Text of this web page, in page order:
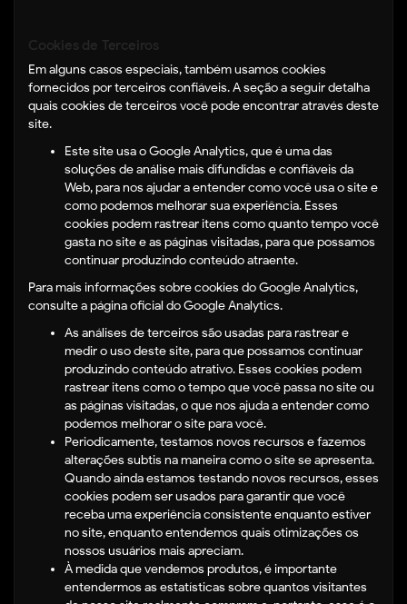
Cookies de Terceiros
Em alguns casos especiais, também usamos cookies
fornecidos por terceiros confiáveis. A seção a seguir detalha
quais cookies de terceiros você pode encontrar através deste
site.
Este site usa o Google Analytics, que é uma das
soluções de análise mais difundidas e confiáveis ​​da
Web, para nos ajudar a entender como você usa o site e
como podemos melhorar sua experiência. Esses
cookies podem rastrear itens como quanto tempo você
gasta no site e as páginas visitadas, para que possamos
continuar produzindo conteúdo atraente.
Para mais informações sobre cookies do Google Analytics,
consulte a página oficial do Google Analytics.
As análises de terceiros são usadas para rastrear e
medir o uso deste site, para que possamos continuar
produzindo conteúdo atrativo. Esses cookies podem
rastrear itens como o tempo que você passa no site ou
as páginas visitadas, o que nos ajuda a entender como
podemos melhorar o site para você.
Periodicamente, testamos novos recursos e fazemos
alterações subtis na maneira como o site se apresenta.
Quando ainda estamos testando novos recursos, esses
cookies podem ser usados ​​para garantir que você
receba uma experiência consistente enquanto estiver
no site, enquanto entendemos quais otimizações os
nossos usuários mais apreciam.
À medida que vendemos produtos, é importante
entendermos as estatísticas sobre quantos visitantes